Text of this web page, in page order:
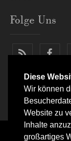
Diese
Wir können
Website zu
Inhalte
großartiges
Folge Uns